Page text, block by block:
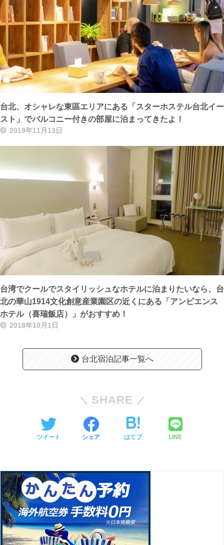
台北、オシャレな東區エリアにある「スターホステル台北イー
スト」でバルコニー付きの部屋に泊まってきたよ！
2019年11月13日
台湾でクールでスタイリッシュなホテルに泊まりたいなら、台
北の華山1914文化創意産業園区の近くにある「アンビエンス
ホテル（喜瑞飯店）」がおすすめ！
2018年10月1日
台北宿泊記事一覧へ
SHARE
ツイート シェア はてブ LINE